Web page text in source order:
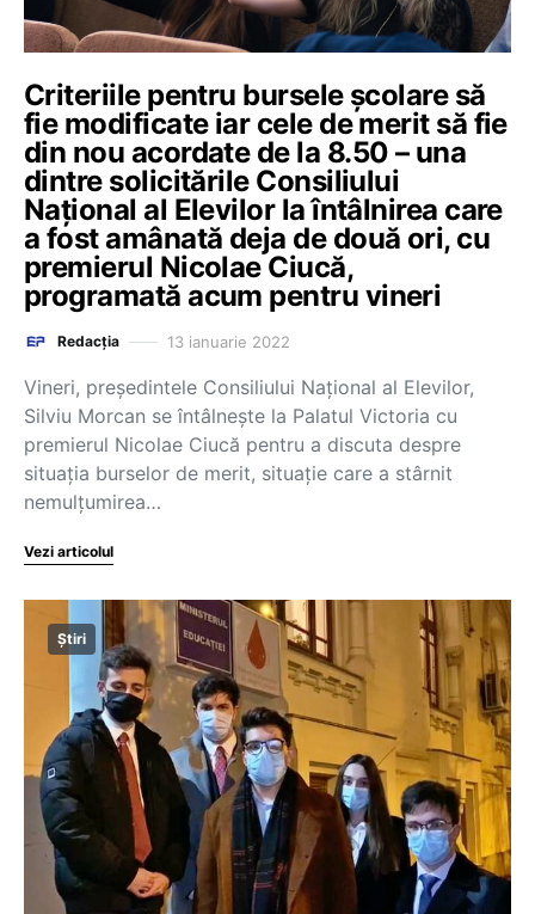
Criteriile pentru bursele școlare să
fie modificate iar cele de merit să fie
din nou acordate de la 8.50 – una
dintre solicitările Consiliului
Național al Elevilor la întâlnirea care
a fost amânată deja de două ori, cu
premierul Nicolae Ciucă,
programată acum pentru vineri
Redacția 13 ianuarie 2022
Vineri, președintele Consiliului Național al Elevilor,
Silviu Morcan se întâlnește la Palatul Victoria cu
premierul Nicolae Ciucă pentru a discuta despre
situația burselor de merit, situație care a stârnit
nemulțumirea…
Vezi articolul
Știri